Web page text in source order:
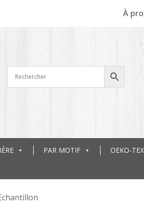
À
PAR MOTIF OEKO-